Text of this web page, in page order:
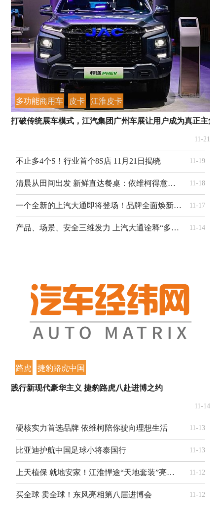
多功能商用车 皮卡 江淮皮卡
打破传统展车模式，江汽集团广州车展让用户成为真正主角
11-21
不止多4个S！行业首个8S店 11月21日揭晓 11-19
清晨从田间出发 新鲜直达餐桌：依维柯得意护航农家乐“鲜”机之路 11-18
一个全新的上汽大通即将登场！品牌全面焕新发布会定档广州车展 11-17
产品、场景、安全三维发力 上汽大通诠释“多人出行领导者” 11-14
路虎 捷豹路虎中国
践行新现代豪华主义 捷豹路虎八赴进博之约
11-14
硬核实力首选品牌 依维柯陪你驶向理想生活 11-13
比亚迪护航中国足球小将泰国行 11-13
上天植保 就地安家！江淮悍途“天地套装”亮相2025中国国际商用车展 11-12
买全球 卖全球！东风亮相第八届进博会 11-12